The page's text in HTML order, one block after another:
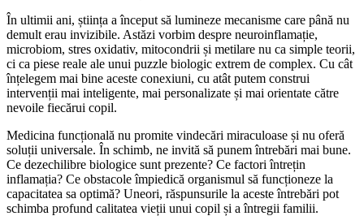
În ultimii ani, știința a început să lumineze mecanisme care până nu
demult erau invizibile. Astăzi vorbim despre neuroinflamație,
microbiom, stres oxidativ, mitocondrii și metilare nu ca simple teorii,
ci ca piese reale ale unui puzzle biologic extrem de complex. Cu cât
înțelegem mai bine aceste conexiuni, cu atât putem construi
intervenții mai inteligente, mai personalizate și mai orientate către
nevoile fiecărui copil.
Medicina funcțională nu promite vindecări miraculoase și nu oferă
soluții universale. În schimb, ne invită să punem întrebări mai bune.
Ce dezechilibre biologice sunt prezente? Ce factori întrețin
inflamația? Ce obstacole împiedică organismul să funcționeze la
capacitatea sa optimă? Uneori, răspunsurile la aceste întrebări pot
schimba profund calitatea vieții unui copil și a întregii familii.